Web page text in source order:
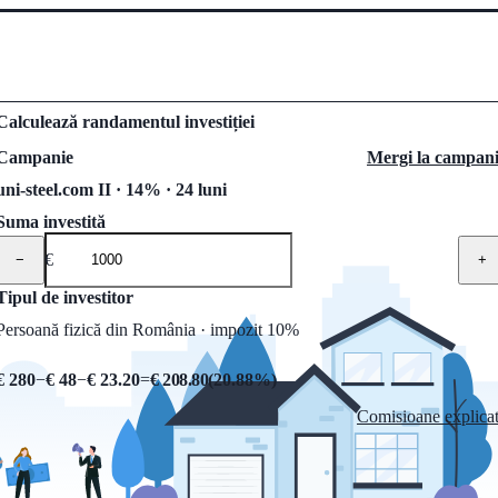
randamentul investiției
Mergi la
steel.com II · 14% · 24 luni
investită
− € +
de investitor
fizică din România · impozit 10%
280−€ 48−€ 23.20=€ 208.80(20.88%)
Comisioane